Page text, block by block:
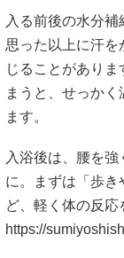
入る前後の水分
思った以上に汗
じることがあり
まうと、せっか
ます。
入浴後は、腰を
に。まずは「歩き
ど、軽く体の反応
https://